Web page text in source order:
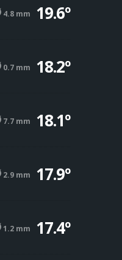
4.8 mm 19.6º
0.7 mm 18.2º
7.7 mm 18.1º
2.9 mm 17.9º
1.2 mm 17.4º